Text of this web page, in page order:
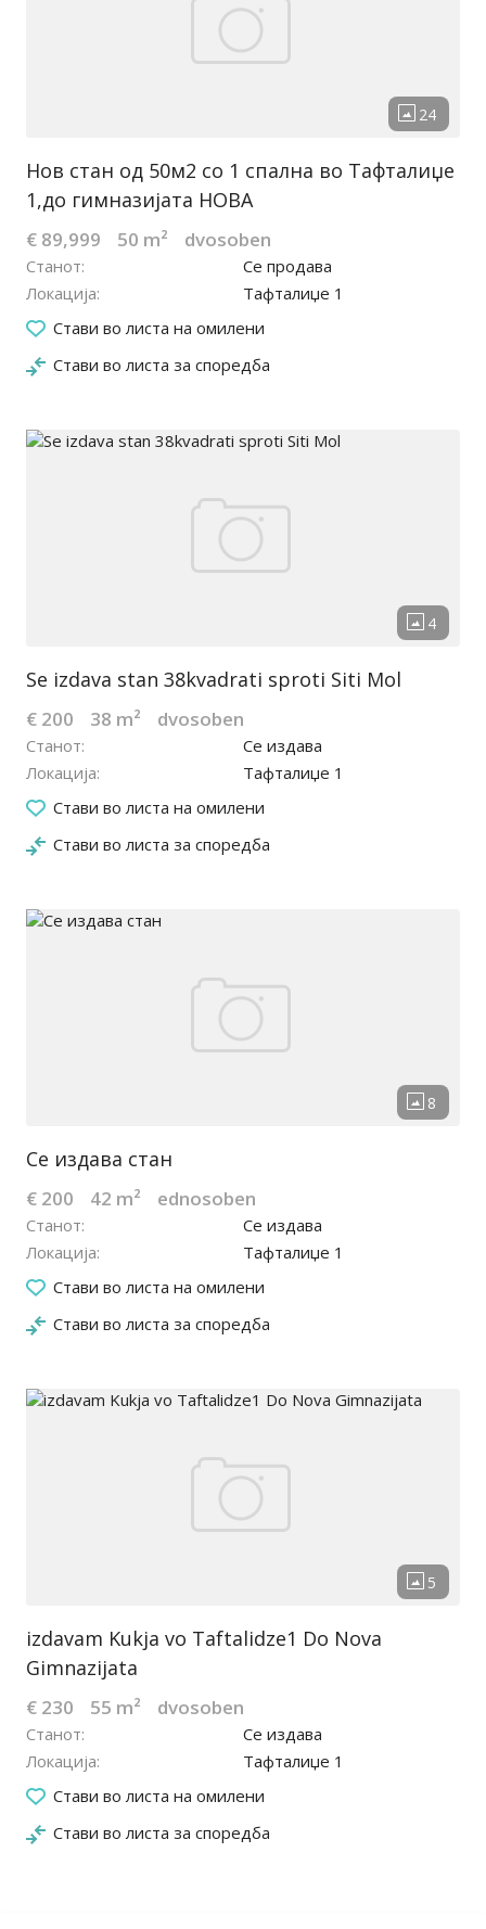
Нов стан од 50м2 со 1 спална во Тафталиџе
1,до гимназијата НОВА
€ 89,999 50 m² dvosoben
Станот
Се продава
Локација
Тафталиџе 1
Стави во листа на омилени
Стави во листа за споредба
14.11.2022
Se izdava stan 38kvadrati sproti Siti Mol
€ 200 38 m² dvosoben
Станот
Се издава
Локација
Тафталиџе 1
Стави во листа на омилени
Стави во листа за споредба
15.06.2022
Се издава стан
€ 200 42 m² ednosoben
Станот
Се издава
Локација
Тафталиџе 1
Стави во листа на омилени
Стави во листа за споредба
22.04.2022
izdavam Kukja vo Taftalidze1 Do Nova
Gimnazijata
€ 230 55 m² dvosoben
Станот
Се издава
Локација
Тафталиџе 1
Стави во листа на омилени
Стави во листа за споредба
18.04.2022